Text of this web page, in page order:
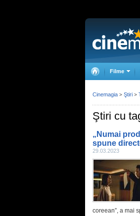
Filme
Ştiri cu
„Numai
spune
29.03.2023
coreean”, a mai
Cinemagia > Ştiri >